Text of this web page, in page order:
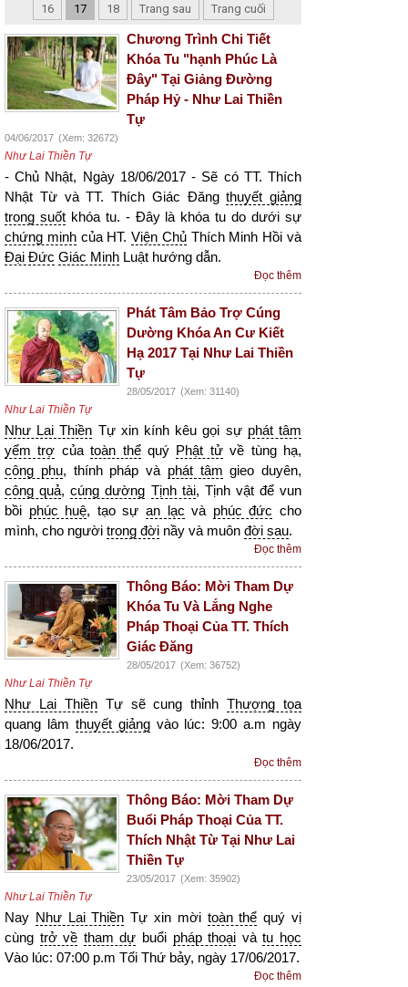
16
17 18 Trang sau Trang cuối
Chương Trình Chi Tiết
Khóa Tu "hạnh Phúc Là
Đây" Tại Giảng Đường
Pháp Hỷ - Như Lai Thiền
Tự
04/06/2017 (Xem: 32672)
Như Lai Thiền Tự
- Chủ Nhật, Ngày 18/06/2017 - Sẽ có TT. Thích
Nhật Từ và TT. Thích Giác Đăngthuyết giảng
trong suốtkhóa tu. - Đây là khóa tu do dưới sự
chứng minhcủa HT.Viện ChủThích Minh Hồi và
Đại Đức Giác Minh Luật hướng dẫn.
Đọc thêm
Phát Tâm Bảo Trợ Cúng
Dường Khóa An Cư Kiết
Hạ 2017 Tại Như Lai Thiền
Tự
28/05/2017 (Xem: 31140)
Như Lai Thiền Tự
Như Lai Thiền Tự xin kính kêu gọi sự phát tâm
yểm trợ củatoàn thểquý Phật tửvề tùng hạ,
công phu, thính pháp và phát tâm gieo duyên,
công quả,cúng dường Tịnh tài, Tịnh vật để vun
bồi phúc huệ, tạo sựan lạc và phúc đức cho
mình, cho người trong đời nầy và muôn đời sau.
Đọc thêm
Thông Báo: Mời Tham Dự
Khóa Tu Và Lắng Nghe
Pháp Thoại Của TT. Thích
Giác Đăng
28/05/2017 (Xem: 36752)
Như Lai Thiền Tự
Như Lai ThiềnTự sẽ cung thỉnhThượng tọa
quang lâm thuyết giảngvào lúc: 9:00 a.m ngày
18/06/2017.
Đọc thêm
Thông Báo: Mời Tham Dự
Buổi Pháp Thoại Của TT.
Thích Nhật Từ Tại Như Lai
Thiền Tự
23/05/2017 (Xem: 35902)
Như Lai Thiền Tự
Nay Như Lai Thiền Tự xin mời toàn thể quý vị
cùng trở về tham dự buổi pháp thoại vàtu học
Vào lúc: 07:00 p.m Tối Thứ bảy, ngày 17/06/2017.
Đọc thêm